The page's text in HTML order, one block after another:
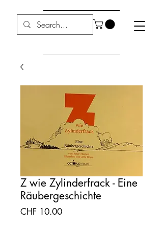
Z wie Zylinderfrack - Eine
Räubergeschichte
CHF 10.00Preis